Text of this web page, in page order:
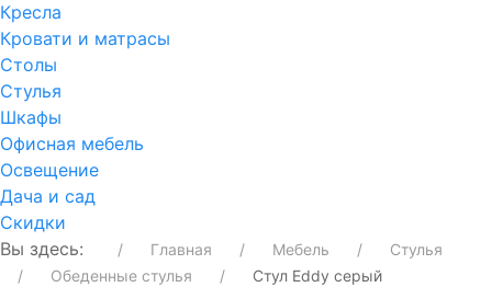
Кресла
Кровати и матрасы
Столы
Стулья
Шкафы
Офисная мебель
Освещение
Дача и сад
Скидки
Вы здесь:
Главная Мебель
Стулья
Обеденные стулья
Стул Eddy серый